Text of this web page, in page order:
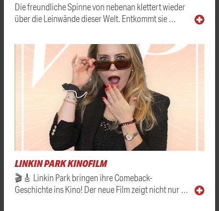
Die freundliche Spinne von nebenan klettert wieder
über die Leinwände dieser Welt. Entkommt sie …
LINKIN PARK KINOFILM
🎬🎸 Linkin Park bringen ihre Comeback-
Geschichte ins Kino! Der neue Film zeigt nicht nur …